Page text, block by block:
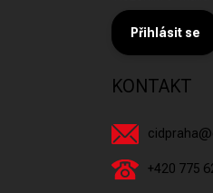
Přihlásit se
KONTAKT
cidpraha@
+420 775